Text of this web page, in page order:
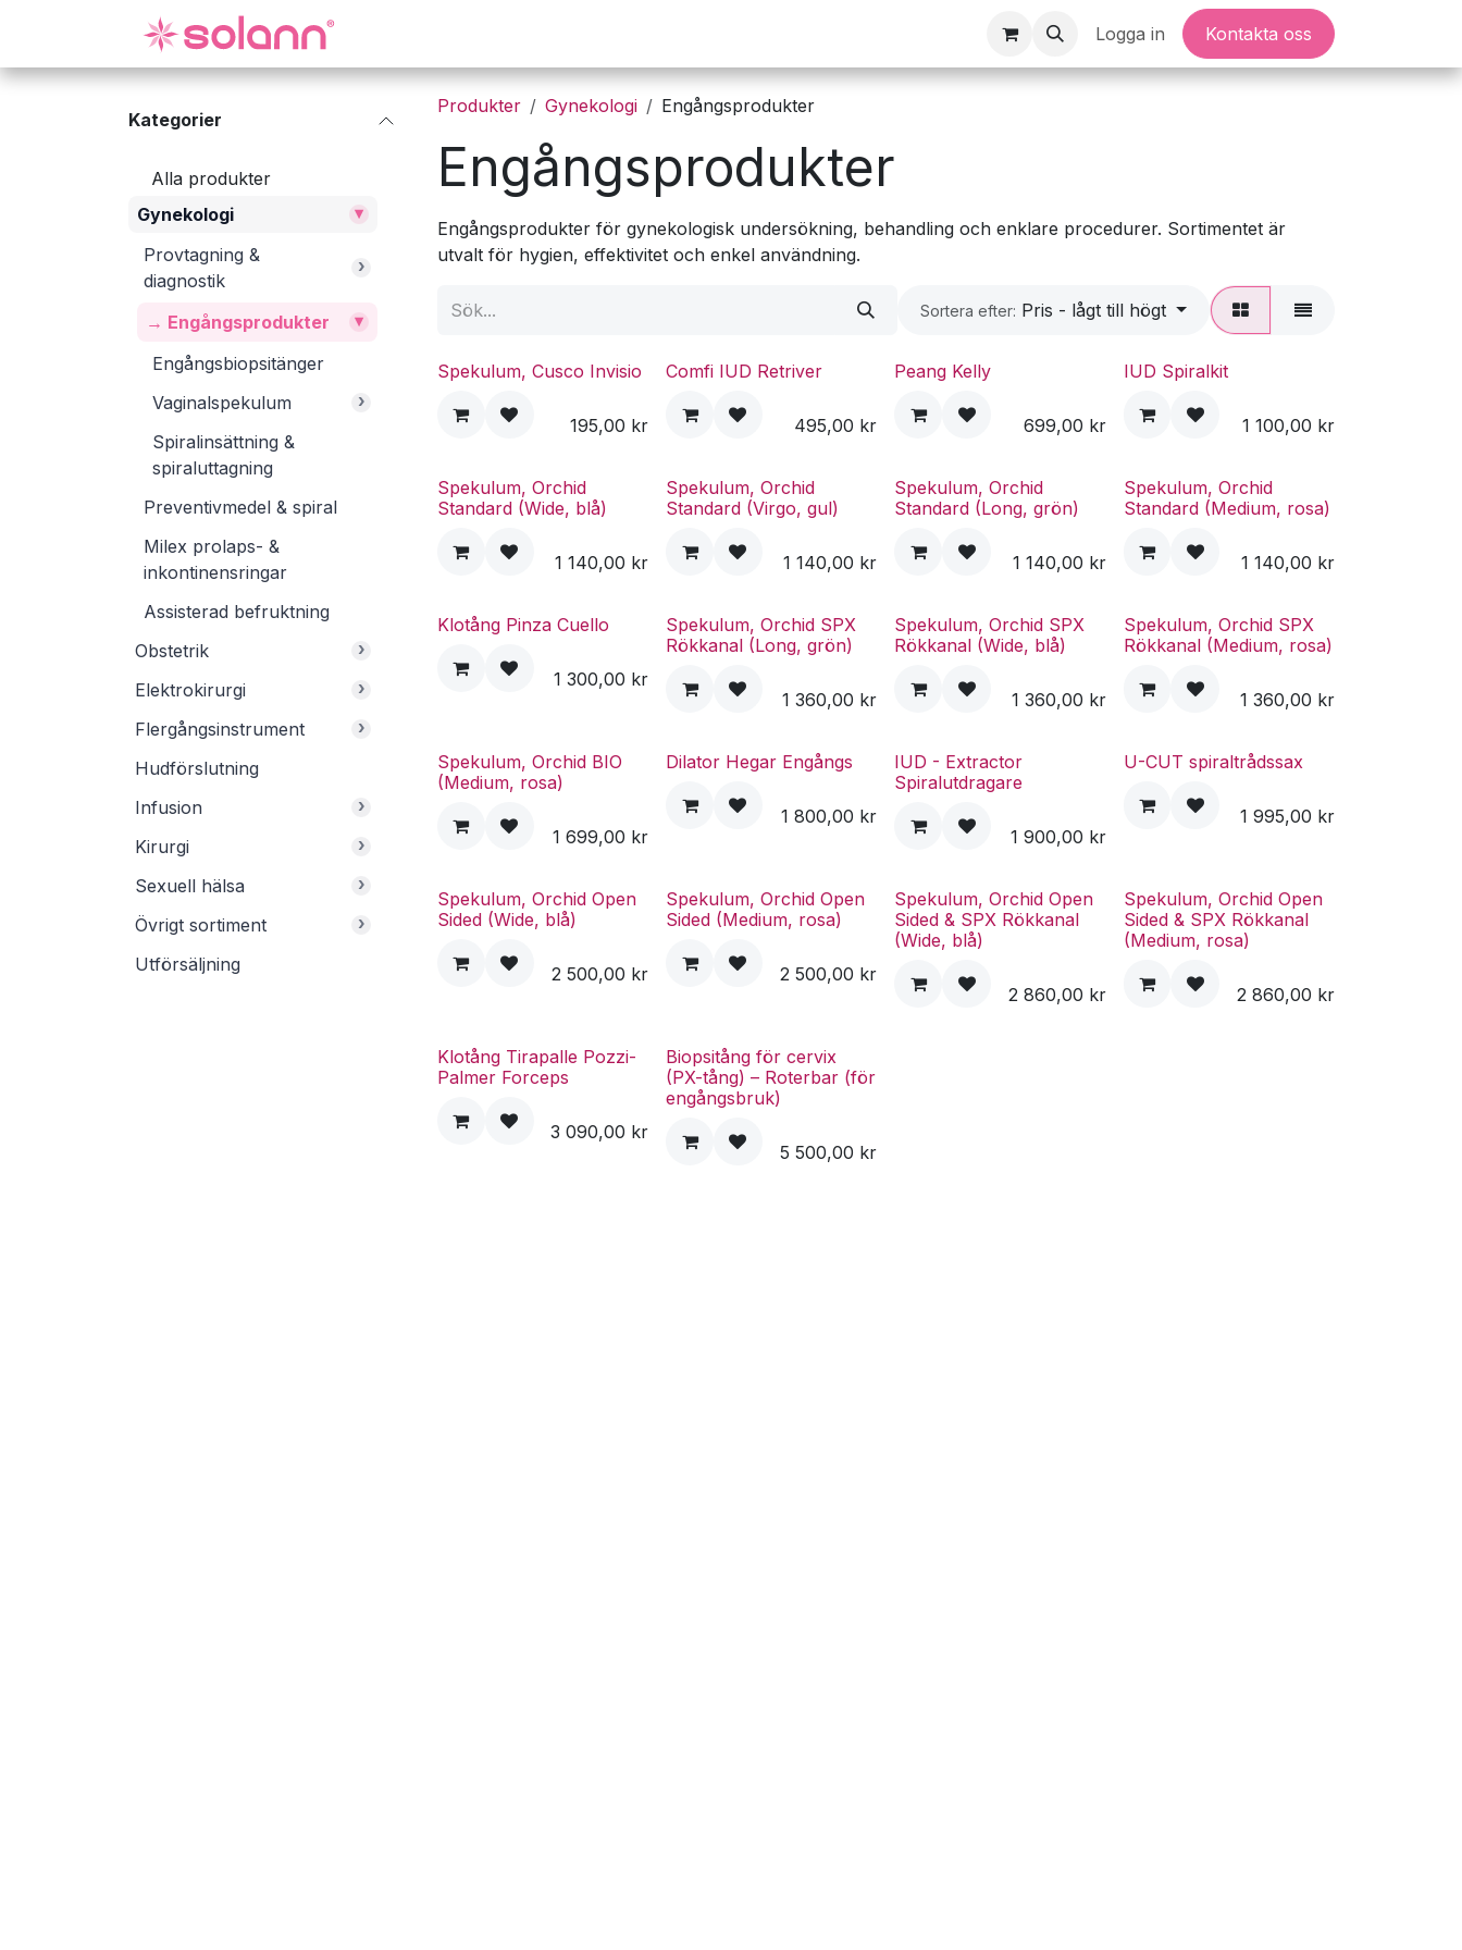
Logga in Kontakta oss
Kategorier
Alla produkter
Gynekologi
▾
Provtagning &
diagnostik
›
→ Engångsprodukter ▾
Engångsbiopsitänger
Vaginalspekulum
›
Spiralinsättning &
spiraluttagning
Preventivmedel & spiral
Milex prolaps- &
inkontinensringar
Assisterad befruktning
Obstetrik
›
Elektrokirurgi ›
Flergångsinstrument ›
Hudförslutning
Infusion
›
Kirurgi ›
Sexuell hälsa ›
Övrigt sortiment ›
Utförsäljning
Produkter Gynekologi Engångsprodukter
Engångsprodukter
Engångsprodukter för gynekologisk undersökning, behandling och enklare procedurer. Sortimentet är
utvalt för hygien, effektivitet och enkel användning.
Sortera efter: Pris - lågt till högt
Spekulum, Cusco Invisio
195,00 kr
Comfi IUD Retriver
495,00 kr
Peang Kelly
699,00 kr
IUD Spiralkit
1 100,00 kr
Spekulum, Orchid
Standard (Wide, blå)
1 140,00 kr
Spekulum, Orchid
Standard (Virgo, gul)
1 140,00 kr
Spekulum, Orchid
Standard (Long, grön)
1 140,00 kr
Spekulum, Orchid
Standard (Medium, rosa)
1 140,00 kr
Klotång Pinza Cuello
1 300,00 kr
Spekulum, Orchid SPX
Rökkanal (Long, grön)
1 360,00 kr
Spekulum, Orchid SPX
Rökkanal (Wide, blå)
1 360,00 kr
Spekulum, Orchid SPX
Rökkanal (Medium, rosa)
1 360,00 kr
Spekulum, Orchid BIO
(Medium, rosa)
1 699,00 kr
Dilator Hegar Engångs
1 800,00 kr
IUD - Extractor
Spiralutdragare
1 900,00 kr
U-CUT spiraltrådssax
1 995,00 kr
Spekulum, Orchid Open
Sided (Wide, blå)
2 500,00 kr
Spekulum, Orchid Open
Sided (Medium, rosa)
2 500,00 kr
Spekulum, Orchid Open
Sided & SPX Rökkanal
(Wide, blå)
2 860,00 kr
Spekulum, Orchid Open
Sided & SPX Rökkanal
(Medium, rosa)
2 860,00 kr
Klotång Tirapalle Pozzi-
Palmer Forceps
3 090,00 kr
Biopsitång för cervix
(PX-tång) – Roterbar (för
engångsbruk)
5 500,00 kr